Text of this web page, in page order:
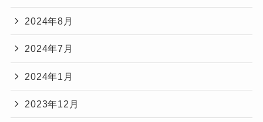
2024年8月
2024年7月
2024年1月
2023年12月